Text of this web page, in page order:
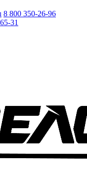
8 800 350-26-96
31